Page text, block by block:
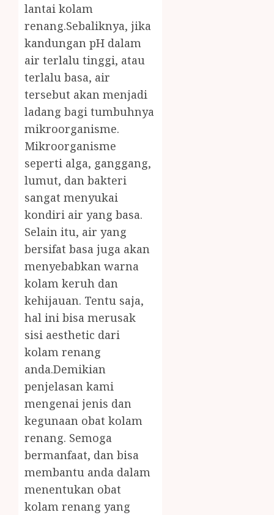
lantai kolam
renang.Sebaliknya, jika
kandungan pH dalam
air terlalu tinggi, atau
terlalu basa, air
tersebut akan menjadi
ladang bagi tumbuhnya
mikroorganisme.
Mikroorganisme
seperti alga, ganggang,
lumut, dan bakteri
sangat menyukai
kondiri air yang basa.
Selain itu, air yang
bersifat basa juga akan
menyebabkan warna
kolam keruh dan
kehijauan. Tentu saja,
hal ini bisa merusak
sisi aesthetic dari
kolam renang
anda.Demikian
penjelasan kami
mengenai jenis dan
kegunaan obat kolam
renang. Semoga
bermanfaat, dan bisa
membantu anda dalam
menentukan obat
kolam renang yang